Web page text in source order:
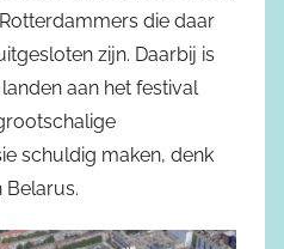
die daar
zijn. Daarbij is
aan het festival
schuldig maken, denk
Belarus.